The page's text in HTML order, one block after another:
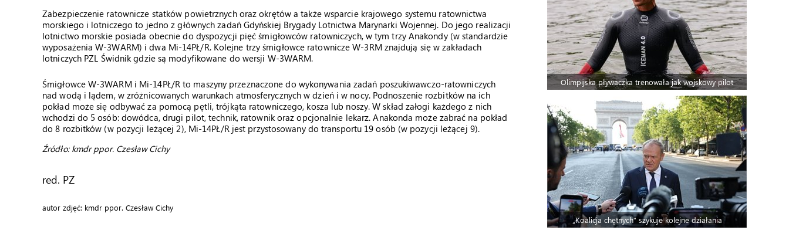
Zabezpieczenie ratownicze statków powietrznych oraz okrętów a także wsparcie krajowego systemu ratownictwa
morskiego i lotniczego to jedno z głównych zadań Gdyńskiej Brygady Lotnictwa Marynarki Wojennej. Do jego realizacji
lotnictwo morskie posiada obecnie do dyspozycji pięć śmigłowców ratowniczych, w tym trzy Anakondy (w standardzie
wyposażenia W-3WARM) i dwa Mi-14PŁ/R. Kolejne trzy śmigłowce ratownicze W-3RM znajdują się w zakładach
lotniczych PZL Świdnik gdzie są modyfikowane do wersji W-3WARM.
Śmigłowce W-3WARM i Mi-14PŁ/R to maszyny przeznaczone do wykonywania zadań poszukiwawczo-ratowniczych
nad wodą i lądem, w zróżnicowanych warunkach atmosferycznych w dzień i w nocy. Podnoszenie rozbitków na ich
pokład może się odbywać za pomocą pętli, trójkąta ratowniczego, kosza lub noszy. W skład załogi każdego z nich
wchodzi do 5 osób: dowódca, drugi pilot, technik, ratownik oraz opcjonalnie lekarz. Anakonda może zabrać na pokład
do 8 rozbitków (w pozycji leżącej 2), Mi-14PŁ/R jest przystosowany do transportu 19 osób (w pozycji leżącej 9).
Źródło: kmdr ppor. Czesław Cichy
red. PZ
autor zdjęć: kmdr ppor. Czesław Cichy
Olimpijska pływaczka trenowała jak wojskowy pilot
„Koalicja chętnych” szykuje kolejne działania